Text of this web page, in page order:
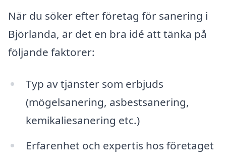
När du söker efter företag för sanering i
Björlanda, är det en bra idé att tänka på
följande faktorer:
Typ av tjänster som erbjuds
(mögelsanering, asbestsanering,
kemikaliesanering etc.)
Erfarenhet och expertis hos företaget